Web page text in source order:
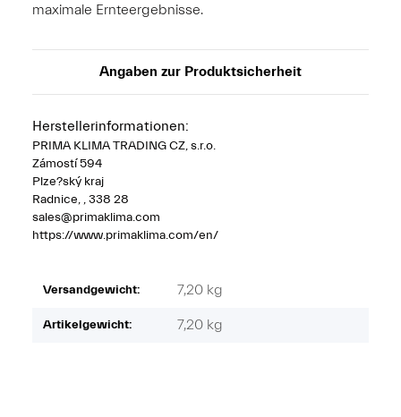
maximale Ernteergebnisse.
Angaben zur Produktsicherheit
Herstellerinformationen:
PRIMA KLIMA TRADING CZ, s.r.o.
Zámostí 594
Plze?ský kraj
Radnice, , 338 28
sales@primaklima.com
https://www.primaklima.com/en/
Versandgewicht: 7,20 kg
Artikelgewicht: 7,20 kg